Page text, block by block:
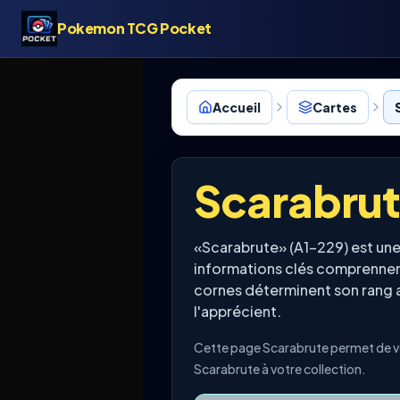
Pokemon TCG Pocket
Accueil Cartes
«Scarabrute» (A1-229) est
informations clés
cornes déterminent son rang
l'apprécient.
Cette page Scarabrute permet de
Scarabrute à votre collection.